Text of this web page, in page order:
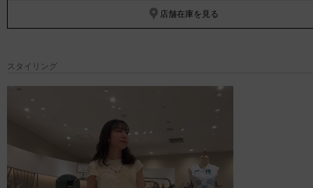
店舗在庫を見る
スタイリング